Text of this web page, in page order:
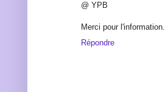
@ YPB
Merci pour l'information.
Répondre